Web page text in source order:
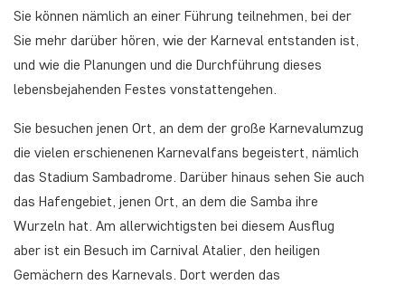
Sie können nämlich an einer Führung teilnehmen, bei der
Sie mehr darüber hören, wie der Karneval entstanden ist,
und wie die Planungen und die Durchführung dieses
lebensbejahenden Festes vonstattengehen.
Sie besuchen jenen Ort, an dem der große Karnevalumzug
die vielen erschienenen Karnevalfans begeistert, nämlich
das Stadium Sambadrome. Darüber hinaus sehen Sie auch
das Hafengebiet, jenen Ort, an dem die Samba ihre
Wurzeln hat. Am allerwichtigsten bei diesem Ausflug
aber ist ein Besuch im Carnival Atalier, den heiligen
Gemächern des Karnevals. Dort werden das